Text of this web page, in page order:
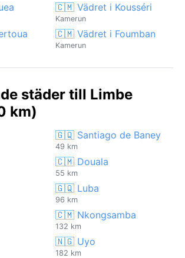
🇨🇲 Vädret i Kousséri
Kamerun
🇨🇲 Vädret i Foumban
Kamerun
städer till Limbe
km)
🇬🇶 Santiago de Baney
49 km
🇨🇲 Douala
55 km
🇬🇶 Luba
96 km
🇨🇲 Nkongsamba
132 km
🇳🇬 Uyo
182 km